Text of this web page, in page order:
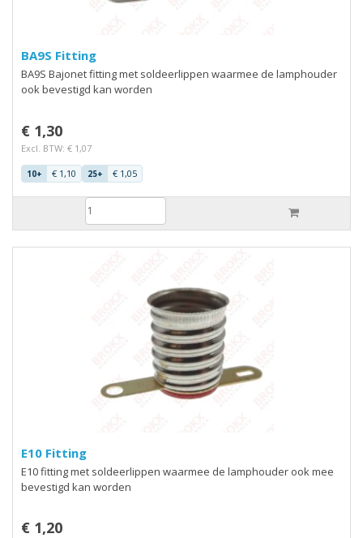
BA9S Fitting
BA9S Bajonet fitting met soldeerlippen waarmee de lamphouder
ook bevestigd kan worden
€ 1,30
Excl. BTW: € 1,07
10+ € 1,10 25+ € 1,05
E10 Fitting
E10 fitting met soldeerlippen waarmee de lamphouder ook mee
bevestigd kan worden
€ 1,20